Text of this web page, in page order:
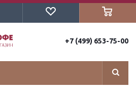
+7 (499) 653-75-00